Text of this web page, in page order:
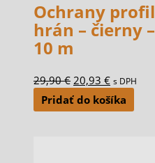
Ochrany profil
hrán – čierny –
10 m
29,90€ 20,93 € s DPH
Pridať do košíka